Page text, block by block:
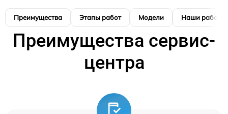
Преимущества Этапы работ Модели Наши работы
Преимущества сервис-
центра